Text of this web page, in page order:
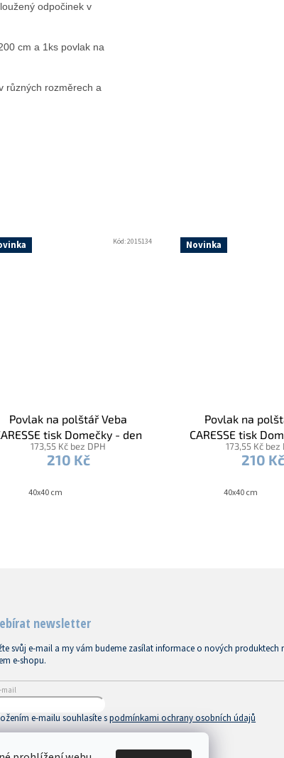
odpočinek v
cm a 1ks povlak na
různých rozměrech a
Povlak na polštář Veba
tisk Domečky - den
173,55 Kč bez DPH
210 Kč
40x40 cm
Kód:2015134 Novinka
Povlak na
CARESSE tisk
173,55 Kč bez
210 Kč
40x40 cm
newsletter
svůj e-mail a my vám budeme zasílat informace o nových produktech
e-shopu.
mail
e-mailu souhlasíte spodmínkami ochrany osobních údajů
PŘIHLÁSIT SE